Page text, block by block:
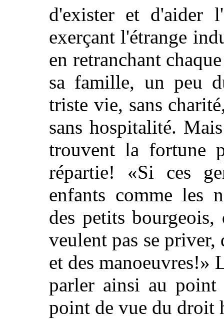
d'exister et d'aider
exerçant l'étrange
en retranchant
sa famille, un peu
triste vie, sans
sans hospitalité.
trouvent la fortune
répartie! «Si ces
enfants comme les
des petits
veulent pas se priver,
et des manoeuvres!»
parler ainsi au
point de vue du droit